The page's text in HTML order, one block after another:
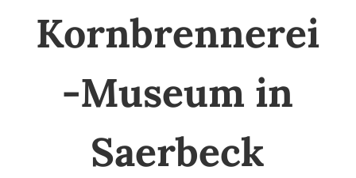
Kornbrennerei
-Museum in
Saerbeck